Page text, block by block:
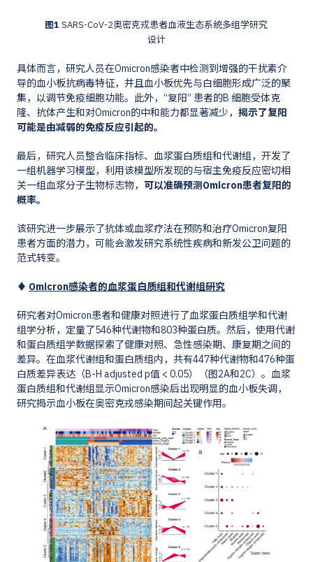
图1 SARS-CoV-2奥密克戎患者血液生态系统多组学研究
设计
具体而言，研究人员在Omicron感染者中检测到增强的干扰素介
导的血小板抗病毒特征，并且血小板优先与白细胞形成广泛的聚
集，以调节免疫细胞功能。此外，“复阳” 患者的B 细胞受体克
隆、抗体产生和对Omicron的中和能力都显著减少，揭示了复阳
可能是由减弱的免疫反应引起的。
最后，研究人员整合临床指标、血浆蛋白质组和代谢组，开发了
一组机器学习模型，利用该模型所发现的与宿主免疫反应密切相
关一组血浆分子生物标志物，可以准确预测Omicron患者复阳的
概率。
该研究进一步展示了抗体或血浆疗法在预防和治疗Omicron复阳
患者方面的潜力，可能会激发研究系统性疾病和新发公卫问题的
范式转变。
♦ Omicron感染者的血浆蛋白质组和代谢组研究
研究者对Omicron患者和健康对照进行了血浆蛋白质组学和代谢
组学分析，定量了546种代谢物和803种蛋白质。然后，使用代谢
和蛋白质组学数据探索了健康对照、急性感染期、康复期之间的
差异。在血浆代谢组和蛋白质组内，共有447种代谢物和476种蛋
白质差异表达（B-H adjusted p值 < 0.05）（图2A和2C）。血浆
蛋白质组和代谢组显示Omicron感染后出现明显的血小板失调，
研究揭示血小板在奥密克戎感染期间起关键作用。